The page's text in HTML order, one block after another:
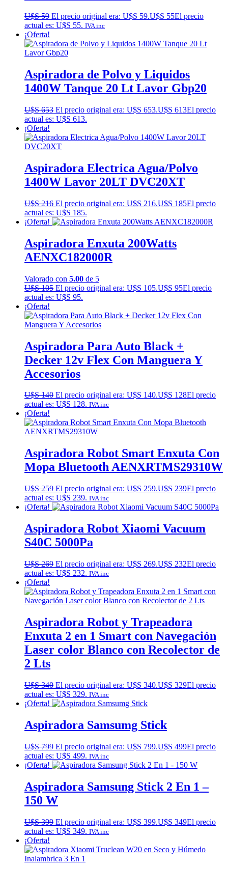
U$S59 El precio original era: U$S 59.U$S 55El precio
actual es: U$S 55. IVA inc
¡Oferta!
Aspiradora de Polvo y Liquidos
1400W Tanque 20 Lt Lavor Gbp20
U$S653 El precio original era: U$S 653.U$S 613El precio
actual es: U$S 613.
¡Oferta!
Aspiradora Electrica Agua/Polvo
1400W Lavor 20LT DVC20XT
U$S216 El precio original era: U$S 216.U$S 185El precio
actual es: U$S 185.
¡Oferta!
Aspiradora Enxuta 200Watts
AENXC182000R
Valorado con 5.00 de 5
U$S105 El precio original era: U$S 105.U$S 95El precio
actual es: U$S 95.
¡Oferta!
Aspiradora Para Auto Black +
Decker 12v Flex Con Manguera Y
Accesorios
U$S140 El precio original era: U$S 140.U$S 128El precio
actual es: U$S 128. IVA inc
¡Oferta!
Aspiradora Robot Smart Enxuta Con
Mopa Bluetooth AENXRTMS29310W
U$S259 El precio original era: U$S 259.U$S 239El precio
actual es: U$S 239. IVA inc
¡Oferta!
Aspiradora Robot Xiaomi Vacuum
S40C 5000Pa
U$S269 El precio original era: U$S 269.U$S 232El precio
actual es: U$S 232. IVA inc
¡Oferta!
Aspiradora Robot y Trapeadora
Enxuta 2 en 1 Smart con Navegación
Laser color Blanco con Recolector de
2 Lts
U$S340 El precio original era: U$S 340.U$S 329El precio
actual es: U$S 329. IVA inc
¡Oferta!
Aspiradora Samsumg Stick
U$S799 El precio original era: U$S 799.U$S 499El precio
actual es: U$S 499. IVA inc
¡Oferta!
Aspiradora Samsung Stick 2 En 1 –
150 W
U$S399 El precio original era: U$S 399.U$S 349El precio
actual es: U$S 349. IVA inc
¡Oferta!